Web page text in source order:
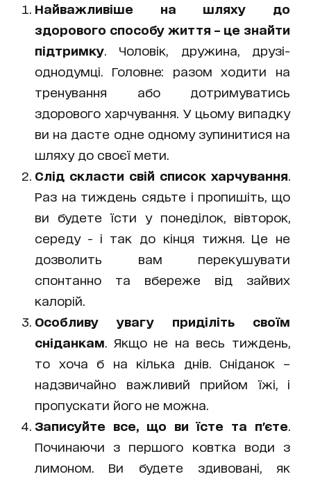
Найважливіше на шляху до
здорового способу життя – це знайти
підтримку . Чоловік, дружина, друзі-
однодумці. Головне: разом ходити на
тренування або дотримуватись
здорового харчування. У цьому випадку
ви на дасте одне одному зупинитися на
шляху до своєї мети.
Слід скласти свій список харчування
Раз на тиждень сядьте і пропишіть, що
ви будете їсти у понеділок, вівторок,
середу - і так до кінця тижня. Це не
дозволить вам перекушувати
спонтанно та вбереже від зайвих
калорій.
Особливу увагу приділіть своїм
сніданкам . Якщо не на весь тиждень,
то хоча б на кілька днів. Сніданок –
надзвичайно важливий прийом їжі, і
пропускати його не можна.
Записуйте все, що ви їсте та п'єте
Починаючи з першого ковтка води з
лимоном. Ви будете здивовані, як